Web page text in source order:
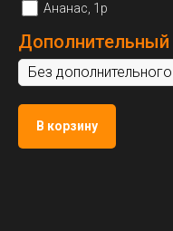
Ананас, 1р
Дополнительный
В корзину